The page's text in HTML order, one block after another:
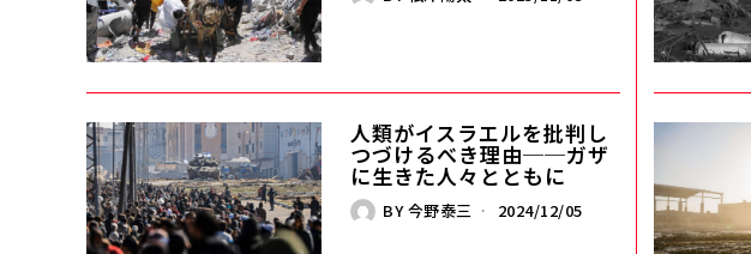
人類がイスラエルを批判し
つづけるべき理由──ガザ
に生きた人々とともに
BY今野泰三 2024/12/05